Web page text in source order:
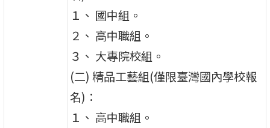
１、 國中組。
２、 高中職組。
３、 大專院校組。
(二) 精品工藝組(僅限臺灣國內學校報
名)：
１、 高中職組。